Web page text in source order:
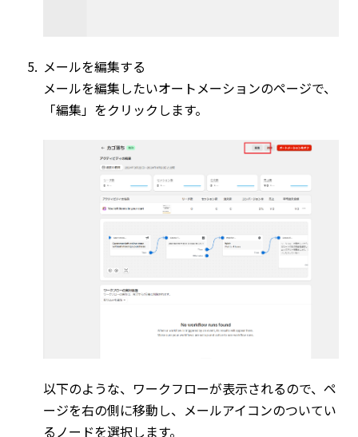
メールを編集する
メールを編集したいオートメーションのページで、
「編集」をクリックします。
以下のような、ワークフローが表示されるので、ペ
ージを右の側に移動し、メールアイコンのついてい
るノードを選択します。